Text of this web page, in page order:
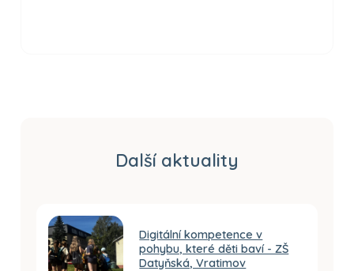
Další aktuality
Digitální kompetence v
pohybu, které děti baví - ZŠ
Datyňská, Vratimov